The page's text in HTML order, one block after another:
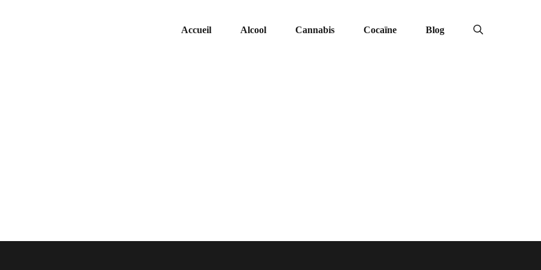
Accueil Alcool Cannabis Cocaïne Blog